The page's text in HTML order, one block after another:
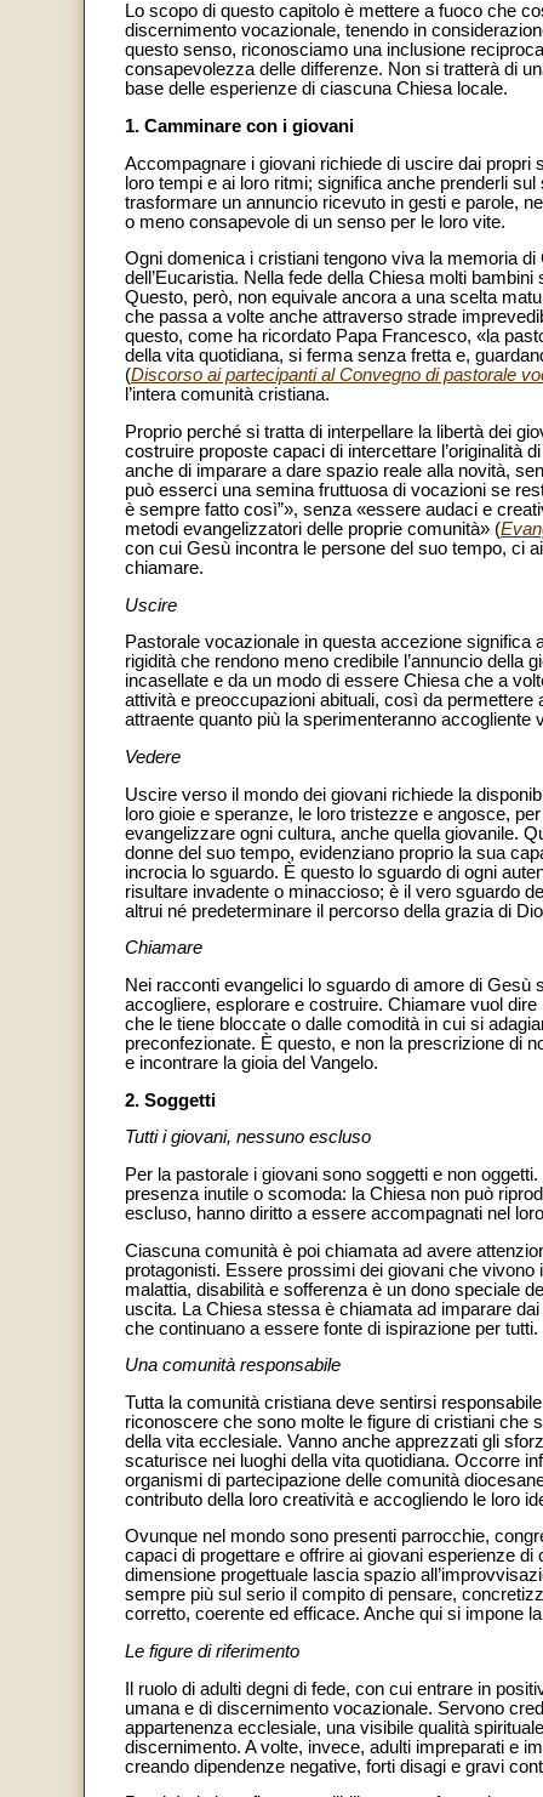
Lo scopo di questo capitolo è mettere a fuoco che
discernimento vocazionale, tenendo in
questo senso, riconosciamo una inclusione
consapevolezza delle differenze. Non si tratterà di
base delle esperienze di ciascuna Chiesa locale.
1. Camminare con i giovani
Accompagnare i giovani richiede di uscire dai
loro tempi e ai loro ritmi; significa anche prenderli
trasformare un annuncio ricevuto in gesti e parole,
o meno consapevole di un senso per le loro vite.
Ogni domenica i cristiani tengono viva la memoria
dell’Eucaristia. Nella fede della Chiesa molti
Questo, però, non equivale ancora a una scelta
che passa a volte anche attraverso strade
questo, come ha ricordato Papa Francesco, «la
della vita quotidiana, si ferma senza fretta e,
(Discorso ai partecipanti al Convegno di pastorale
l’intera comunità cristiana.
Proprio perché si tratta di interpellare la libertà dei
costruire proposte capaci di intercettare l’originalità
anche di imparare a dare spazio reale alla novità,
può esserci una semina fruttuosa di vocazioni se
è sempre fatto così”», senza «essere audaci e
metodi evangelizzatori delle proprie comunità» (
con cui Gesù incontra le persone del suo tempo, ci
chiamare.
Uscire
Pastorale vocazionale in questa accezione significa
rigidità che rendono meno credibile l’annuncio della
incasellate e da un modo di essere Chiesa che a
attività e preoccupazioni abituali, così da
attraente quanto più la sperimenteranno
Vedere
Uscire verso il mondo dei giovani richiede la
loro gioie e speranze, le loro tristezze e angosce,
evangelizzare ogni cultura, anche quella giovanile.
donne del suo tempo, evidenziano proprio la sua
incrocia lo sguardo. È questo lo sguardo di ogni
risultare invadente o minaccioso; è il vero sguardo
altrui né predeterminare il percorso della grazia di
Chiamare
Nei racconti evangelici lo sguardo di amore di
accogliere, esplorare e costruire. Chiamare vuol
che le tiene bloccate o dalle comodità in cui si
preconfezionate. È questo, e non la prescrizione di
e incontrare la gioia del Vangelo.
2. Soggetti
Tutti i giovani, nessuno escluso
Per la pastorale i giovani sono soggetti e non
presenza inutile o scomoda: la Chiesa non può
escluso, hanno diritto a essere accompagnati nel
Ciascuna comunità è poi chiamata ad avere
protagonisti. Essere prossimi dei giovani che
malattia, disabilità e sofferenza è un dono speciale
uscita. La Chiesa stessa è chiamata ad imparare
che continuano a essere fonte di ispirazione per tutti.
Una comunità responsabile
Tutta la comunità cristiana deve sentirsi
riconoscere che sono molte le figure di cristiani che
della vita ecclesiale. Vanno anche apprezzati gli
scaturisce nei luoghi della vita quotidiana. Occorre
organismi di partecipazione delle comunità
contributo della loro creatività e accogliendo le loro
Ovunque nel mondo sono presenti parrocchie,
capaci di progettare e offrire ai giovani esperienze
dimensione progettuale lascia spazio
sempre più sul serio il compito di pensare,
corretto, coerente ed efficace. Anche qui si impone
Le figure di riferimento
Il ruolo di adulti degni di fede, con cui entrare in
umana e di discernimento vocazionale. Servono
appartenenza ecclesiale, una visibile qualità
discernimento. A volte, invece, adulti impreparati e
creando dipendenze negative, forti disagi e gravi